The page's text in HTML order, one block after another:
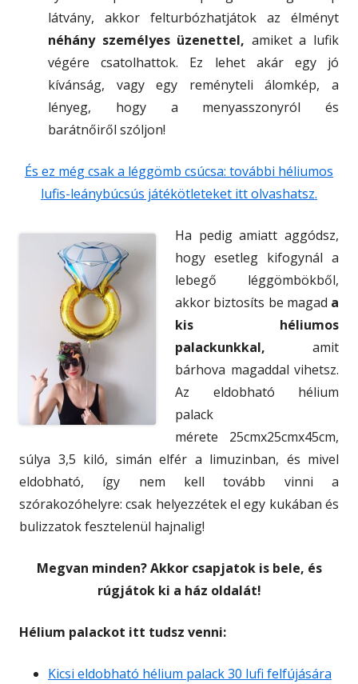
látvány, akkor felturbózhatjátok az élményt
néhány személyes üzenettel, amiket a lufik
végére csatolhattok. Ez lehet akár egy jó
kívánság, vagy egy reményteli álomkép, a
lényeg, hogy a menyasszonyról és
barátnőiről szóljon!
És ez még csak a léggömb csúcsa: további héliumos
lufis-leánybúcsús játékötleteket itt olvashatsz.
Ha pedig amiatt aggódsz,
hogy esetleg kifogynál a
lebegő léggömbökből,
akkor biztosíts be magad a
kis héliumos
palackunkkal, amit
bárhova magaddal vihetsz.
Az eldobható hélium
palack
mérete 25cmx25cmx45cm,
súlya 3,5 kiló, simán elfér a limuzinban, és mivel
eldobható, így nem kell tovább vinni a
szórakozóhelyre: csak helyezzétek el egy kukában és
bulizzatok fesztelenül hajnalig!
Megvan minden? Akkor csapjatok is bele, és
rúgjátok ki a ház oldalát!
Hélium palackot itt tudsz venni:
Kicsi eldobható hélium palack 30 lufi felfújására